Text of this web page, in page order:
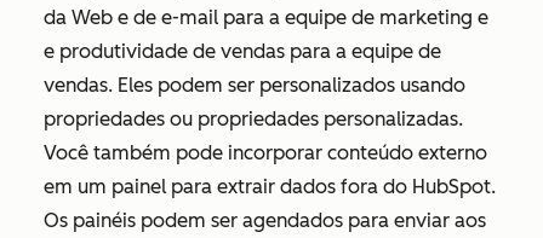
da Web e de e-mail para a equipe de marketing e
e produtividade de vendas para a equipe de
vendas. Eles podem ser personalizados usando
propriedades ou propriedades personalizadas.
Você também pode incorporar conteúdo externo
em um painel para extrair dados fora do HubSpot.
Os painéis podem ser agendados para enviar aos